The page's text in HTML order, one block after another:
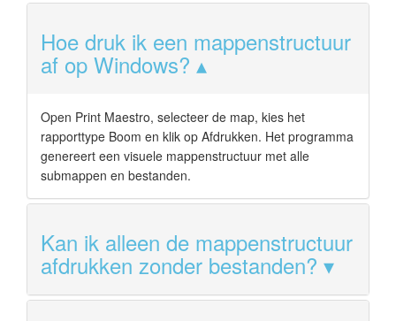
Hoe druk ik een mappenstructuur
af op Windows?
Open Print Maestro, selecteer de map, kies het
rapporttype Boom en klik op Afdrukken. Het programma
genereert een visuele mappenstructuur met alle
submappen en bestanden.
Kan ik alleen de mappenstructuur
afdrukken zonder bestanden?